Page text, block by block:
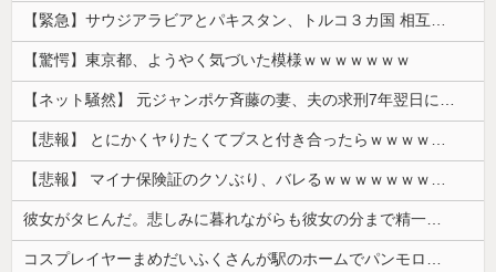
【驚愕】東京都、ようやく気づいた模様ｗｗｗｗｗｗｗ